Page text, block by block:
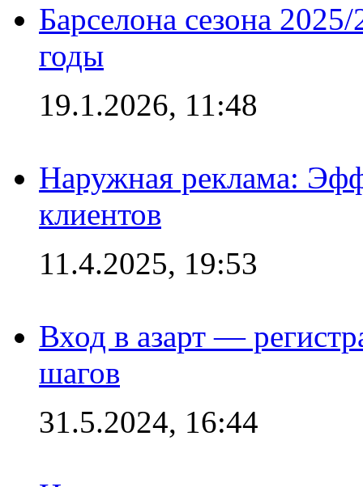
Барселона сезона
годы
19.1.2026, 11:48
Наружная реклама:
клиентов
11.4.2025, 19:53
Вход в азарт —
шагов
31.5.2024, 16:44